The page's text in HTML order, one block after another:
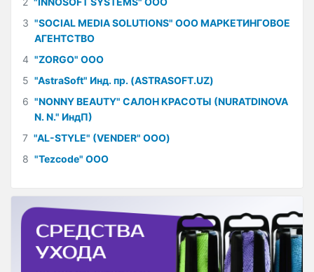
3 "SOCIAL MEDIA SOLUTIONS" ООО МАРКЕТИНГОВОЕ
АГЕНТСТВО
4 "ZORGO" ООО
5 "AstraSoft" Инд. пр. (ASTRASOFT.UZ)
6 "NONNY BEAUTY" САЛОН КРАСОТЫ (NURATDINOVA
N. N." ИндП)
7 "AL-STYLE" (VENDER" ООО)
8 "Tezcode" ООО